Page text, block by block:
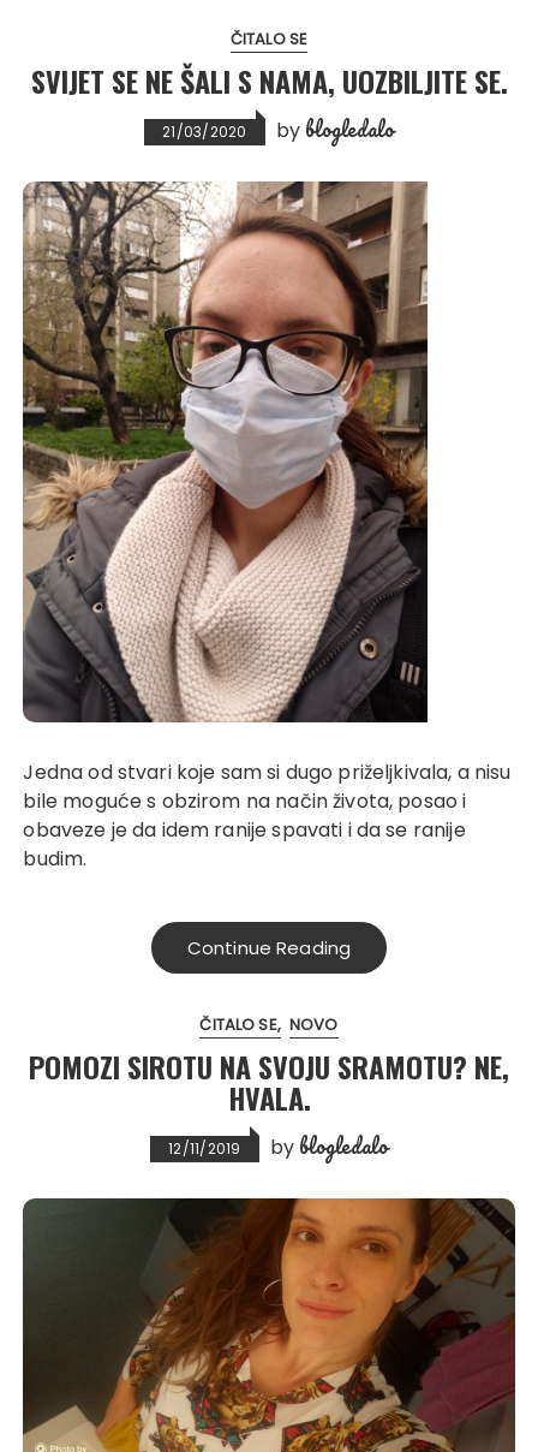
ČITALO SE
SVIJET SE NE ŠALI S NAMA, UOZBILJITE SE.
21/03/2020 by blogledalo
Jedna od stvari koje sam si dugo priželjkivala, a nisu
bile moguće s obzirom na način života, posao i
obaveze je da idem ranije spavati i da se ranije
budim.
Continue Reading
ČITALO SE NOVO
POMOZI SIROTU NA SVOJU SRAMOTU? NE,
HVALA.
12/11/2019 by blogledalo